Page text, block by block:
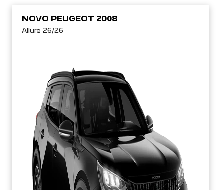
NOVO PEUGEOT 2008
Allure 26/26